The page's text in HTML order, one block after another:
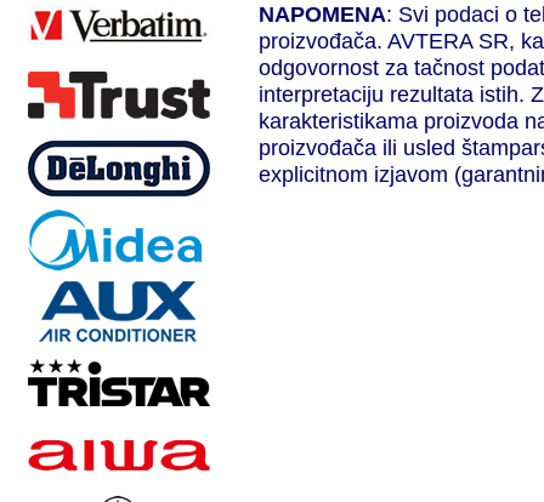
NAPOMENA: Svi podaci o
proizvođača. AVTERA SR,
odgovornost za tačnost
interpretaciju rezultata istih.
karakteristikama proizvoda
proizvođača ili usled
explicitnom izjavom